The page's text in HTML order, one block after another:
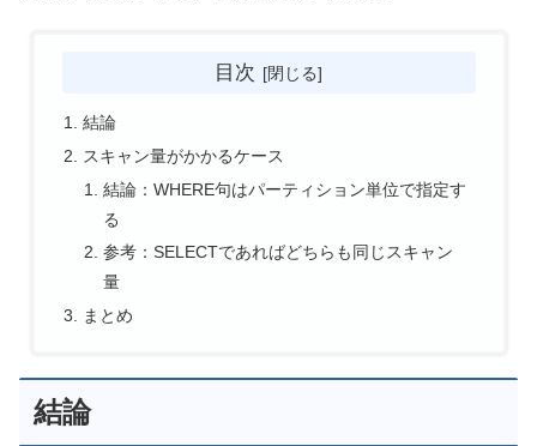
目次
結論
スキャン量がかかるケース
結論：WHERE句はパーティション単位で指定す
る
参考：SELECTであればどちらも同じスキャン
量
まとめ
結論